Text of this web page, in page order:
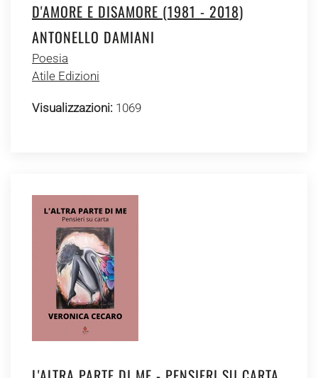
D'AMORE E DISAMORE (1981 - 2018)
ANTONELLO DAMIANI
Poesia
Atile Edizioni
Visualizzazioni: 1069